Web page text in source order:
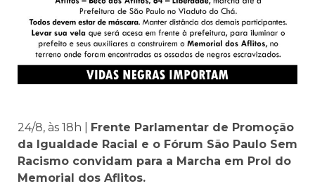
24/8, às 18h |
Frente Parlamentar de Promoção
da Igualdade Racial e o Fórum São Paulo Sem
Racismo convidam para a Marcha em Prol do
Memorial dos Aflitos.